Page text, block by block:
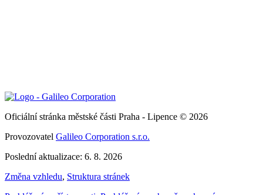
Oficiální stránka městské části Praha - Lipence © 2026
Provozovatel Galileo Corporation s.r.o.
Poslední aktualizace: 6. 8. 2026
Změna vzhledu, Struktura stránek